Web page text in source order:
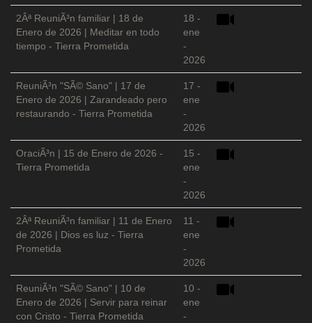
2Âª ReuniÃ³n familiar | 18 de
Enero de 2026 | Meditar en todo
tiempo - Tierra Prometida
18 -
ene
-
2026
ReuniÃ³n "SÃ© Sano" | 17 de
Enero de 2026 | Zarandeado pero
restaurando - Tierra Prometida
17 -
ene
-
2026
OraciÃ³n | 15 de Enero de 2026 -
Tierra Prometida
15 -
ene
-
2026
2Âª ReuniÃ³n familiar | 11 de Enero
de 2026 | Dios es luz - Tierra
Prometida
11 -
ene
-
2026
ReuniÃ³n "SÃ© Sano" | 10 de
Enero de 2026 | Servir para reinar
con Cristo - Tierra Prometida
10 -
ene
-